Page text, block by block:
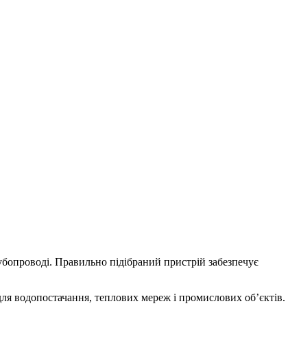
Правильно підібраний пристрій забезпечує
водопостачання, теплових мереж і промислових об’єктів.